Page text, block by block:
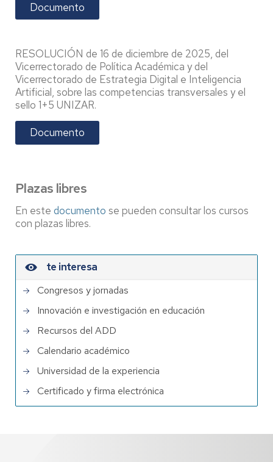
Documento
RESOLUCIÓN de 16 de diciembre de 2025, del
Vicerrectorado de Política Académica y del
Vicerrectorado de Estrategia Digital e Inteligencia
Artificial, sobre las competencias transversales y el
sello 1+5 UNIZAR.
Documento
Plazas libres
En este documento se pueden consultar los cursos
con plazas libres.
te interesa
Congresos y jornadas
Innovación e investigación en educación
Recursos del ADD
Calendario académico
Universidad de la experiencia
Certificado y firma electrónica